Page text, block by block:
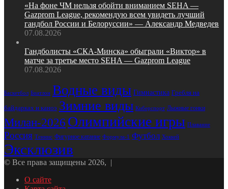
«На фоне ЧМ нельзя обойти вниманием SEHA —
Gazprom League, рекомендую всем увидеть лучший
гандбол России и Белоруссии» — Александр Медведев
07.08.2026
Гандболисты «СКА‑Минска» обыграли «Виктор» в
матче за третье место SEHA — Gazprom League
07.08.2026
Баскетбол Биатлон Водные виды Гимнастика Гребля на
байдарках и каноэ Зимние виды Киберспорт Лыжные гонки
Милан-2026 Олимпийские игры Плавание
Россия Теннис Фигурное катание Формула-1 Футбол Хоккей
Эксклюзив
© Все права защищены 2026, |
О сайте